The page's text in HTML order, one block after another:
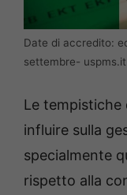
Date di accredito:
settembre- uspms.it
Le
influire sulla
specialmente
rispetto alla